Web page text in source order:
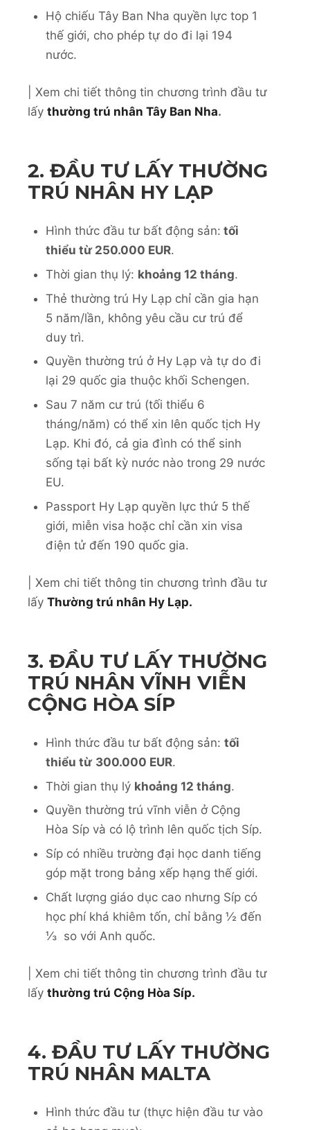
Hộ chiếu Tây Ban Nha quyền lực top 1
thế giới, cho phép tự do đi lại 194
nước.
| Xem chi tiết thông tin chương trình đầu tư
lấy thường trú nhân Tây Ban Nha.
2. ĐẦU TƯ LẤY THƯỜNG
TRÚ NHÂN HY LẠP
Hình thức đầu tư bất động sản: tối
thiểu từ 250.000 EUR.
Thời gian thụ lý: khoảng 12 tháng.
Thẻ thường trú Hy Lạp chỉ cần gia hạn
5 năm/lần, không yêu cầu cư trú để
duy trì.
Quyền thường trú ở Hy Lạp và tự do đi
lại 29 quốc gia thuộc khối Schengen.
Sau 7 năm cư trú (tối thiểu 6
tháng/năm) có thể xin lên quốc tịch Hy
Lạp. Khi đó, cả gia đình có thể sinh
sống tại bất kỳ nước nào trong 29 nước
EU.
Passport Hy Lạp quyền lực thứ 5 thế
giới, miễn visa hoặc chỉ cần xin visa
điện tử đến 190 quốc gia.
| Xem chi tiết thông tin chương trình đầu tư
lấy Thường trú nhân Hy Lạp.
3. ĐẦU TƯ LẤY THƯỜNG
TRÚ NHÂN VĨNH VIỄN
CỘNG HÒA SÍP
Hình thức đầu tư bất động sản: tối
thiểu từ 300.000 EUR.
Thời gian thụ lý khoảng 12 tháng.
Quyền thường trú vĩnh viễn ở Cộng
Hòa Síp và có lộ trình lên quốc tịch Síp.
Síp có nhiều trường đại học danh tiếng
góp mặt trong bảng xếp hạng thế giới.
Chất lượng giáo dục cao nhưng Síp có
học phí khá khiêm tốn, chỉ bằng ½ đến
⅓ so với Anh quốc.
| Xem chi tiết thông tin chương trình đầu tư
lấy thường trú Cộng Hòa Síp.
4. ĐẦU TƯ LẤY THƯỜNG
TRÚ NHÂN MALTA
Hình thức đầu tư (thực hiện đầu tư vào